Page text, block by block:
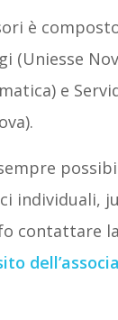
è
(Uniesse
e
individuali,
contattare